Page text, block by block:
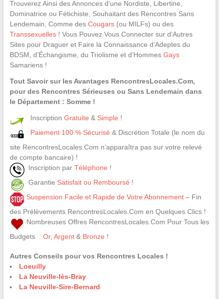
Trouverez Ainsi des Annonces d’une Nordiste, Libertine,
Dominatrice ou Fétichiste, Souhaitant des Rencontres Sans
Lendemain, Comme des Cougars(ou MILFs) ou des
Transsexuelles! Vous Pouvez Vous Connecter sur d’Autres
Sites pour Draguer et Faire la Connaissance d’Adeptes du
BDSM, d’Échangisme, du Triolisme et d’Hommes Gays
Samariens !
Tout Savoir sur les Avantages RencontresLocales.Com,
pour des Rencontres Sérieuses ou Sans Lendemain dans
le Département : Somme !
Inscription Gratuite & Simple !
Paiement 100 % Sécurisé & Discrétion Totale (le nom du
site RencontresLocales.Com n’apparaîtra pas sur votre relevé
de compte bancaire) !
Inscription par Téléphone !
Garantie Satisfait ou Remboursé !
Suspension Facile et Rapide de Votre Abonnement– Fin
des Prélèvements RencontresLocales.Com en Quelques Clics !
Nombreuses Offres RencontresLocales.Com Pour Tous les
Budgets : Or, Argent& Bronze !
Autres Conseils pour vos Rencontres Locales !
Loeuilly
La Neuville-lès-Bray
La Neuville-Sire-Bernard